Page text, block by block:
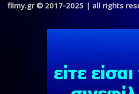
filmy.gr © 2017-2025 | all rights